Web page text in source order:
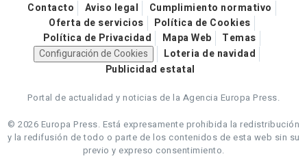
Contacto Aviso legal
Cumplimiento normativo
Oferta de servicios
Política de Cookies
Política de Privacidad
Mapa Web
Temas
Configuración de Cookies
Loteria de navidad
Publicidad estatal
Portal de actualidad y noticias de la Agencia Europa Press.
© 2026 Europa Press. Está expresamente prohibida la redistribución
y la redifusión de todo o parte de los contenidos de esta web sin su
previo y expreso consentimiento.